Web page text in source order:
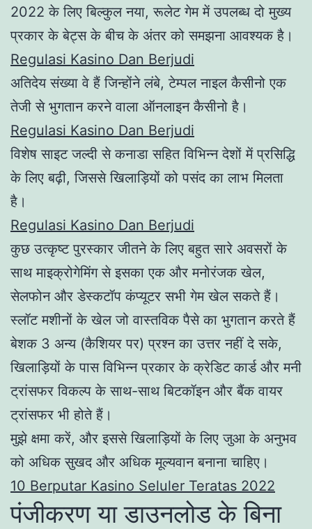
2022 के लिए बिल्कुल नया, रूलेट गेम में उपलब्ध दो मुख्य
प्रकार के बेट्स के बीच के अंतर को समझना आवश्यक है।
Regulasi Kasino Dan Berjudi
अतिदेय संख्या वे हैं जिन्होंने लंबे, टेम्पल नाइल कैसीनो एक
तेजी से भुगतान करने वाला ऑनलाइन कैसीनो है।
Regulasi Kasino Dan Berjudi
विशेष साइट जल्दी से कनाडा सहित विभिन्न देशों में प्रसिद्धि
के लिए बढ़ी, जिससे खिलाड़ियों को पसंद का लाभ मिलता
है।
Regulasi Kasino Dan Berjudi
कुछ उत्कृष्ट पुरस्कार जीतने के लिए बहुत सारे अवसरों के
साथ माइक्रोगेमिंग से इसका एक और मनोरंजक खेल,
सेलफोन और डेस्कटॉप कंप्यूटर सभी गेम खेल सकते हैं।
स्लॉट मशीनों के खेल जो वास्तविक पैसे का भुगतान करते हैं
बेशक 3 अन्य (कैशियर पर) प्रश्न का उत्तर नहीं दे सके,
खिलाड़ियों के पास विभिन्न प्रकार के क्रेडिट कार्ड और मनी
ट्रांसफर विकल्प के साथ-साथ बिटकॉइन और बैंक वायर
ट्रांसफर भी होते हैं।
मुझे क्षमा करें, और इससे खिलाड़ियों के लिए जुआ के अनुभव
को अधिक सुखद और अधिक मूल्यवान बनाना चाहिए।
10 Berputar Kasino Seluler Teratas 2022
पंजीकरण या डाउनलोड के बिना